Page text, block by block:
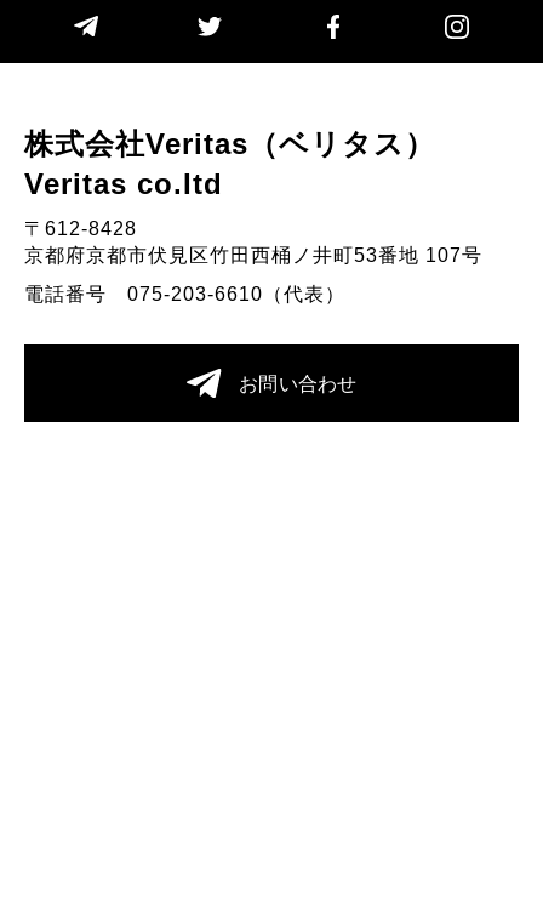
株式会社Veritas（ベリタス）
Veritas co.Itd
〒612-8428
京都府京都市伏見区竹田西桶ノ井町53番地 107号
電話番号 075-203-6610（代表）